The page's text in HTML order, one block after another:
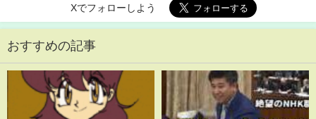
Xでフォローしよう
おすすめの記事